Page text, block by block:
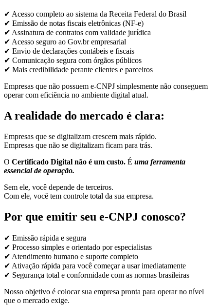
✔ Acesso completo ao sistema da Receita Federal do Brasil
✔ Emissão de notas fiscais eletrônicas (NF-e)
✔ Assinatura de contratos com validade jurídica
✔ Acesso seguro ao Gov.br empresarial
✔ Envio de declarações contábeis e fiscais
✔ Comunicação segura com órgãos públicos
✔ Mais credibilidade perante clientes e parceiros
Empresas que não possuem e-CNPJ simplesmente não conseguem
operar com eficiência no ambiente digital atual.
A realidade do mercado é clara:
Empresas que se digitalizam crescem mais rápido.
Empresas que não se digitalizam ficam para trás.
O Certificado Digital não é um custo. É uma ferramenta
essencial de operação.
Sem ele, você depende de terceiros.
Com ele, você tem controle total da sua empresa.
Por que emitir seu e-CNPJ conosco?
✔ Emissão rápida e segura
✔ Processo simples e orientado por especialistas
✔ Atendimento humano e suporte completo
✔ Ativação rápida para você começar a usar imediatamente
✔ Segurança total e conformidade com as normas brasileiras
Nosso objetivo é colocar sua empresa pronta para operar no nível
que o mercado exige.